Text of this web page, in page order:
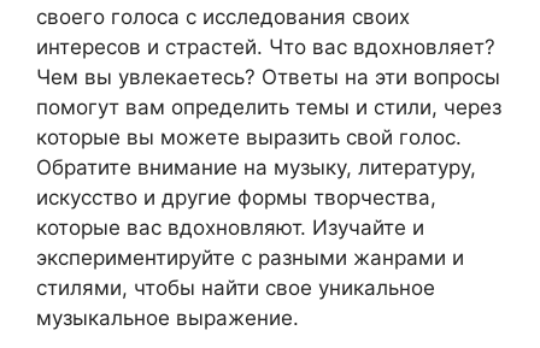
своего голоса с исследования своих
интересов и страстей. Что вас вдохновляет?
Чем вы увлекаетесь? Ответы на эти вопросы
помогут вам определить темы и стили, через
которые вы можете выразить свой голос.
Обратите внимание на музыку, литературу,
искусство и другие формы творчества,
которые вас вдохновляют. Изучайте и
экспериментируйте с разными жанрами и
стилями, чтобы найти свое уникальное
музыкальное выражение.